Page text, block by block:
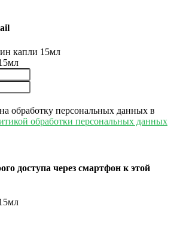
на обработку персональных данных в
обработки персональных данных
доступа через смартфон к этой